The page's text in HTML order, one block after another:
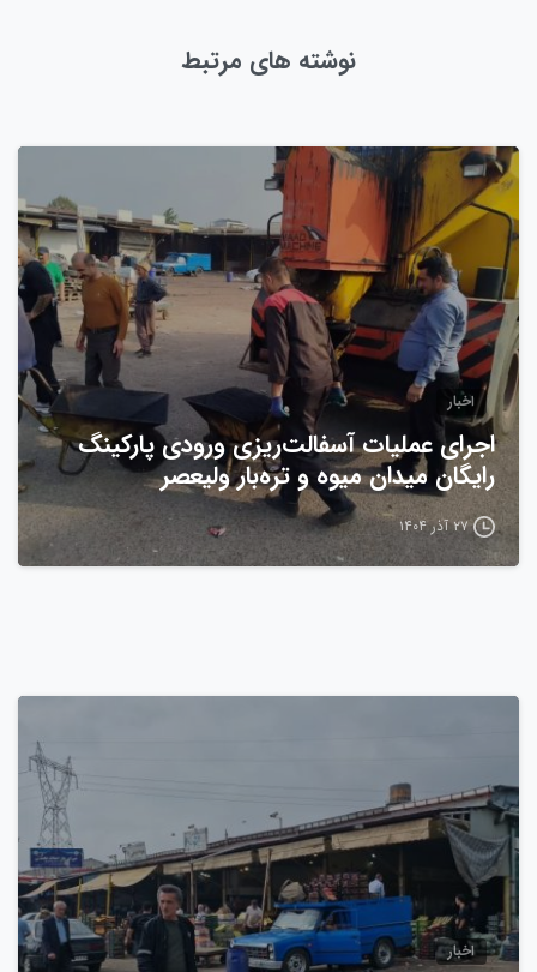
نوشته های مرتبط
اخبار
اجرای عملیات آسفالت‌ریزی ورودی پارکینگ
رایگان میدان میوه و تره‌بار ولیعصر
۲۷ آذر ۱۴۰۴
اخبار